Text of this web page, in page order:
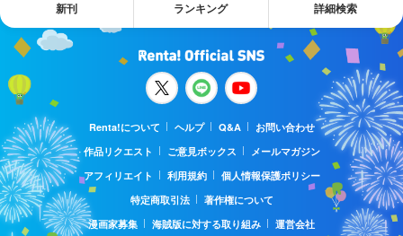
新刊 ランキング 詳細検索
Renta!について ヘルプ Q&A
お問い合わせ
作品リクエスト
ご意見ボックス
メールマガジン
アフィリエイト
利用規約
個人情報保護ポリシー
特定商取引法
著作権について
漫画家募集
海賊版に対する取り組み 運営会社